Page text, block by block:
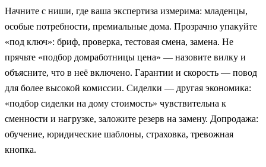
Начните с ниши, где ваша экспертиза измерима: младенцы,
особые потребности, премиальные дома. Прозрачно упакуйте
«под ключ»: бриф, проверка, тестовая смена, замена. Не
прячьте «подбор домработницы цена» — назовите вилку и
объясните, что в неё включено. Гарантии и скорость — повод
для более высокой комиссии. Сиделки — другая экономика:
«подбор сиделки на дому стоимость» чувствительна к
сменности и нагрузке, заложите резерв на замену. Допродажа:
обучение, юридические шаблоны, страховка, тревожная
кнопка.